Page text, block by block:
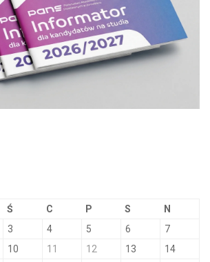
Ś C P S N
3 4 5 6
7
10 11 12 13
14